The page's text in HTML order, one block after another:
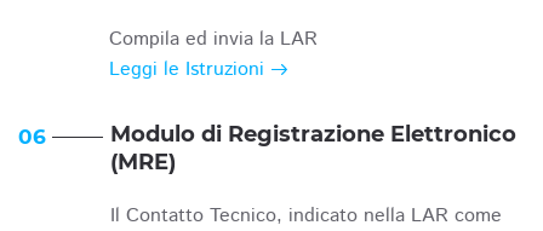
Compila ed invia la LAR
Leggi le Istruzioni
06
Modulo di Registrazione Elettronico
(MRE)
Il Contatto Tecnico, indicato nella LAR come